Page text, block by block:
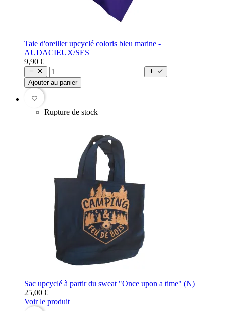
Taie d'oreiller upcyclé coloris bleu marine -
AUDACIEUX/SES
9,90 €
   
Ajouter au panier
favorite_border
Rupture de stock
Sac upcyclé à partir du sweat "Once upon a time" (N)
25,00 €
Voir le produit